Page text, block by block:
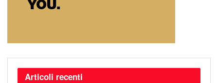
Articoli recenti